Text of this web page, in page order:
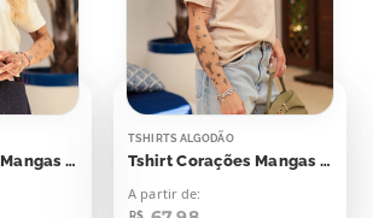
Tshirt Corações Mangas Aplicação
TSHIRTS ALGODÃO
Tshirt Corações Mangas Aplicação
A partir de: